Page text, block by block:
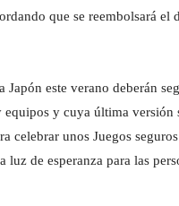
que se reembolsará el
este verano deberán
equipos y cuya última versión
celebrar unos Juegos
luz de esperanza para las